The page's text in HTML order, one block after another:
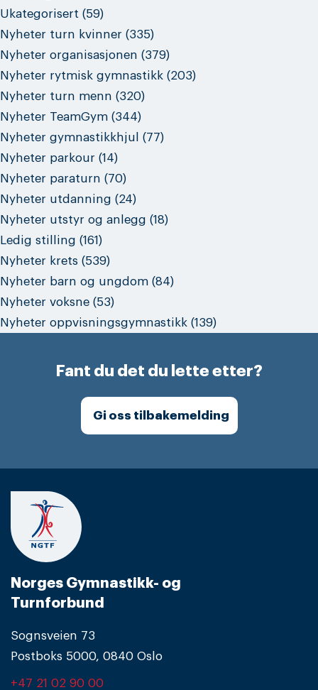
Ukategorisert (59)
Nyheter turn kvinner (335)
Nyheter organisasjonen (379)
Nyheter rytmisk gymnastikk (203)
Nyheter turn menn (320)
Nyheter TeamGym (344)
Nyheter gymnastikkhjul
(77)
Nyheter parkour (14)
Nyheter paraturn (70)
Nyheter utdanning (24)
Nyheter utstyr og anlegg (18)
Ledig stilling (161)
Nyheter krets (539)
Nyheter barn og ungdom (84)
Nyheter voksne (53)
Nyheter oppvisningsgymnastikk (139)
Fant du det du lette etter?
Gi oss tilbakemelding
Norges Gymnastikk- og
Turnforbund
Sognsveien 73
Postboks 5000, 0840 Oslo
+47 21 02 90 00